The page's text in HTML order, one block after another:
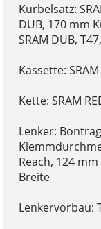
Kurbelsatz:
DUB, 170 mm
SRAM DUB,
Kassette:
Kette: SRAM
Lenker:
Reach, 124
Breite
Lenkervorbau: